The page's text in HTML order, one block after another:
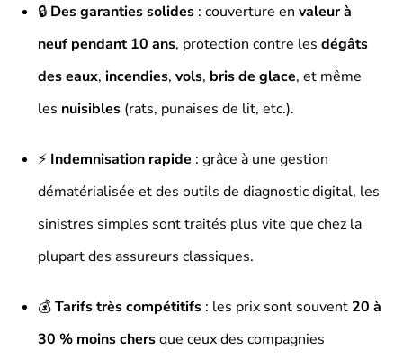
🔒 Des garanties solides : couverture envaleur à
neuf pendant 10 ans, protection contre lesdégâts
des eaux,incendies,vols, bris de glace, et même
les nuisibles (rats, punaises de lit, etc.).
⚡ Indemnisation rapide : grâce à une gestion
dématérialisée et des outils de diagnostic digital, les
sinistres simples sont traités plus vite que chez la
plupart des assureurs classiques.
💰Tarifs très compétitifs : les prix sont souvent 20 à
30 % moins chersque ceux des compagnies